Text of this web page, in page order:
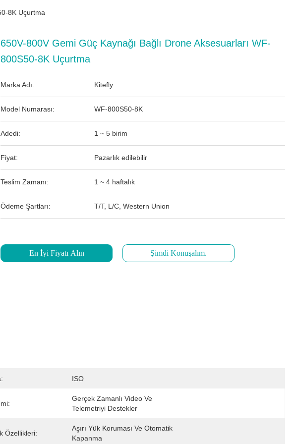
8K Uçurtma
650V-800V Gemi Güç Kaynağı Bağlı Drone Aksesuarları WF-
800S50-8K Uçurtma
Marka Adı: Kitefly
Model Numarası: WF-800S50-8K
Adedi: 1 ~ 5 birim
Fiyat: Pazarlık edilebilir
Teslim Zamanı: 1 ~ 4 haftalık
Ödeme Şartları: T/T, L/C, Western Union
En İyi Fiyatı Alın Şimdi Konuşalım.
ISO
Gerçek Zamanlı Video Ve
Telemetriyi Destekler
Özellikleri:
Aşırı Yük Koruması Ve Otomatik
Kapanma